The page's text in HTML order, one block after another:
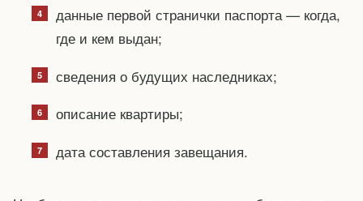
данные первой странички паспорта — когда,
где и кем выдан;
сведения о будущих наследниках;
описание квартиры;
дата составления завещания.